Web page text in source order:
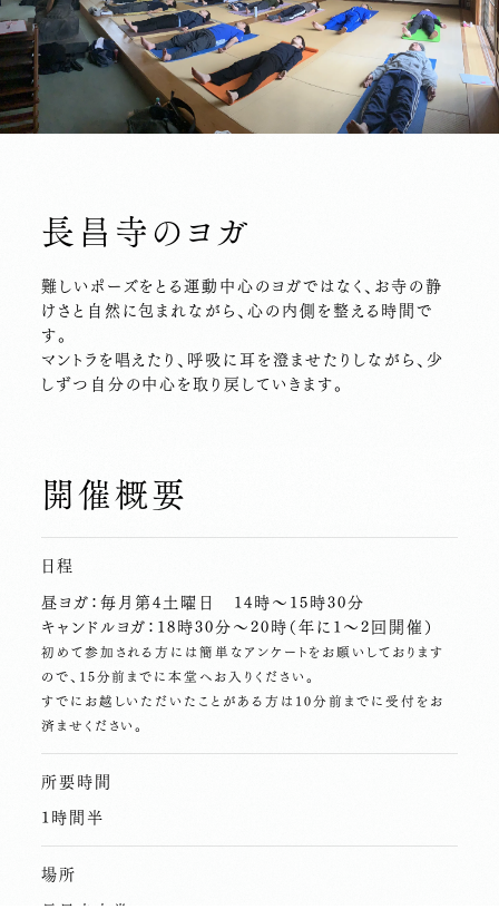
長昌寺のヨガ
難しいポーズをとる運動中心のヨガではなく、お寺の静
けさと自然に包まれながら、心の内側を整える時間で
す。
マントラを唱えたり、呼吸に耳を澄ませたりしながら、少
しずつ自分の中心を取り戻していきます。
開催概要
日程
昼ヨガ：毎月第4土曜日 14時〜15時30分
キャンドルヨガ：18時30分～20時（年に1～2回開催）
初めて参加される方には簡単なアンケートをお願いしております
ので、15分前までに本堂へお入りください。
すでにお越しいただいたことがある方は10分前までに受付をお
済ませください。
所要時間
1時間半
場所
長昌寺本堂